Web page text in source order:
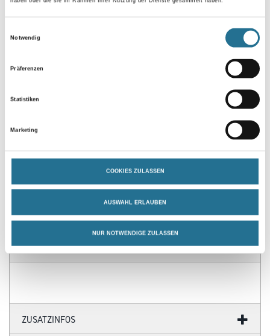
Notwendig
Präferenzen
Statistiken
Marketing
COOKIES ZULASSEN
AUSWAHL ERLAUBEN
NUR NOTWENDIGE ZULASSEN
Gebinde
PRODUKTEIGENSCHAFTEN
ZUSATZINFOS